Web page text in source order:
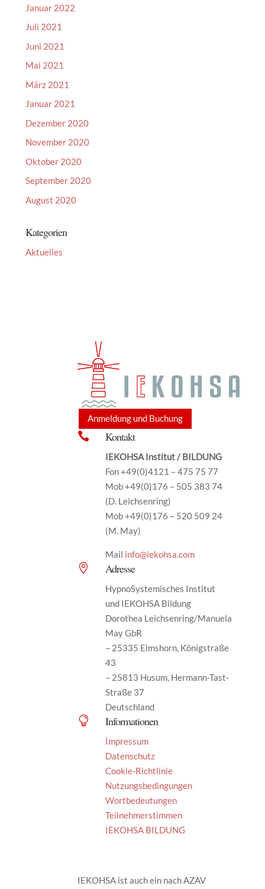
Januar 2022
Juli 2021
Juni 2021
Mai 2021
März 2021
Januar 2021
Dezember 2020
November 2020
Oktober 2020
September 2020
August 2020
Kategorien
Aktuelles
Anmeldung und Buchung
 Kontakt
IEKOHSA Institut / BILDUNG
Fon +49(0)4121 – 475 75 77
Mob +49(0)176 – 505 383 74
(D. Leichsenring)
Mob +49(0)176 – 520 509 24
(M. May)
Mail info@iekohsa.com
 Adresse
HypnoSystemisches Institut
und IEKOHSA Bildung
Dorothea Leichsenring/Manuela
May GbR
– 25335 Elmshorn, Königstraße
43
– 25813 Husum, Hermann-Tast-
Straße 37
Deutschland
 Informationen
Impressum
Datenschutz
Cookie-Richtlinie
Nutzungsbedingungen
Wortbedeutungen
Teilnehmerstimmen
IEKOHSA BILDUNG
IEKOHSA ist auch ein nach AZAV